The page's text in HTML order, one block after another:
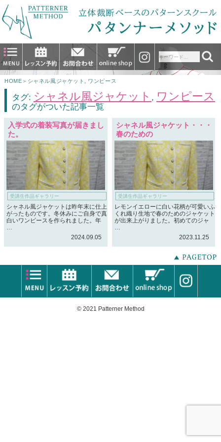
HOME ＞ シャネル風ジャケット ワンピース
タグ: シャネル風ジャケット , ワンピース
のタグがついた記事一覧
入学式の着装写真が届きまし
た。
受講生作品ギャラリー
シャネル風ジャケットは昨年末に仕上
がったものです。冬休みにご自身で真
白いワンピースを作られました。年
…
2024.09.05
シャネル風ジャケット・・・
春のための
受講生作品ギャラリー
レモンイエローに白い花柄が可愛いふ
くれ織り生地で春のためのジャケット
が出来上がりました。初めてのジャ
…
2023.11.25
© 2021 Patterner Method